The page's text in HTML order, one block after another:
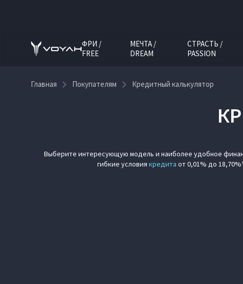
ФРИ /
FREE
МЕЧТА /
DREAM
СТРАСТЬ /
PASSION
Главная Покупателям Кредитный калькулятор
Выберите интересующую модель и наиболее удобное
гибкие условия кредита от 0,01% до